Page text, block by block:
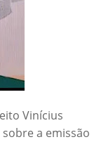
Vinícius
a emissão